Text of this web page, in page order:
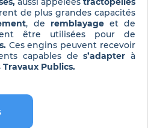
de plus grandes capacités
, de remblayageet de
être utilisées pour de
Ces engins peuvent recevoir
capables des’adapter à
Travaux Publics.